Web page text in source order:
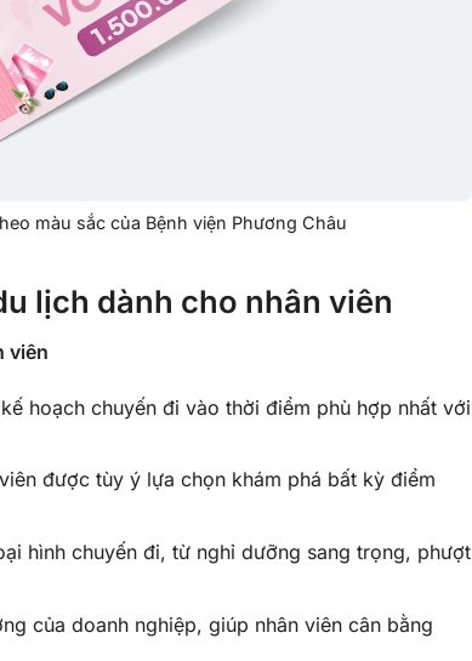
màu sắc của Bệnh viện Phương Châu
lịch dành cho nhân viên
viên
hoạch chuyến đi vào thời điểm phù hợp nhất với
được tùy ý lựa chọn khám phá bất kỳ điểm
hình chuyến đi, từ nghỉ dưỡng sang trọng, phượt
của doanh nghiệp, giúp nhân viên cân bằng